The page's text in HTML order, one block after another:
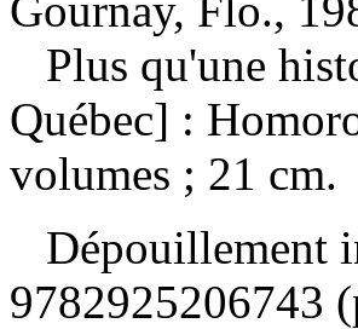
Plus qu'une
Québec] :
volumes ; 21 cm.
Dépouillement
9782925206743